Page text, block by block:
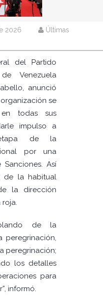
2026
Últimas
del Partido
Venezuela
anunció
se
todas sus
impulso a
de la
por una
Así
de la habitual
la dirección
de la
peregrinación,
peregrinación;
los detalles
para
informó.